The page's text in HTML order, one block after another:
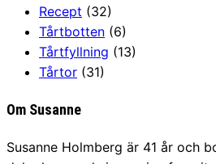
Recept (32)
Tårtbotten (6)
Tårtfyllning (13)
Tårtor (31)
Om Susanne
Susanne Holmberg är 41 år och